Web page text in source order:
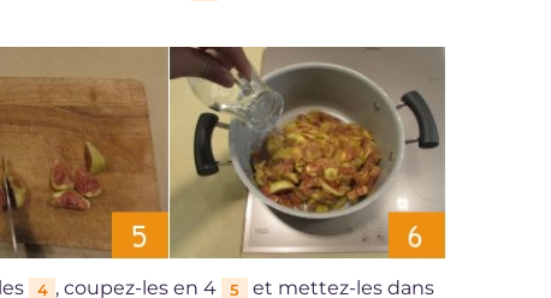
4 , coupez-les en 4 5
et mettez-les dans